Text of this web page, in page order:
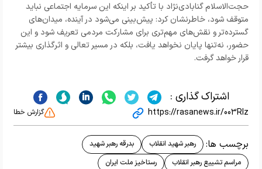
حجت‌الاسلام گنابادی‌نژاد با تأکید بر اینکه این سرمایه اجتماعی نباید
متوقف شود، خاطرنشان کرد: پیش‌بینی می‌شود در آینده، میدان‌های
گسترده‌تر و نقش‌های مهم‌تری برای مشارکت مردمی تعریف شود و این
حضور، نه‌تنها پایان نخواهد یافت، بلکه در مسیر تعالی و اثرگذاری بیشتر
قرار خواهد گرفت.
اشتراک گذاری :
https://rasanews.ir/003RIz گزارش خطا
برچسب ها: رهبر شهید انقلاب
بدرقه رهبر شهید
مراسم تشییع رهبر انقلاب
رستاخیز ملت ایران